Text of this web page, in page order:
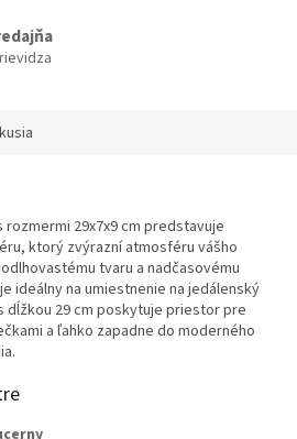
rozmermi 29x7x9 cm predstavuje
ktorý zvýrazní atmosféru vášho
tvaru a nadčasovému
ideálny na umiestnenie na jedálenský
dĺžkou 29 cm poskytuje priestor pre
a ľahko zapadne do moderného